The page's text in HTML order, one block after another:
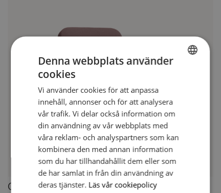
Choice 258
Denna webbplats använder
cookies
Vi använder cookies för att anpassa
innehåll, annonser och för att analysera
vår trafik. Vi delar också information om
din användning av vår webbplats med
våra reklam- och analyspartners som kan
kombinera den med annan information
som du har tillhandahållit dem eller som
de har samlat in från din användning av
deras tjänster. Läs vår cookiepolicy